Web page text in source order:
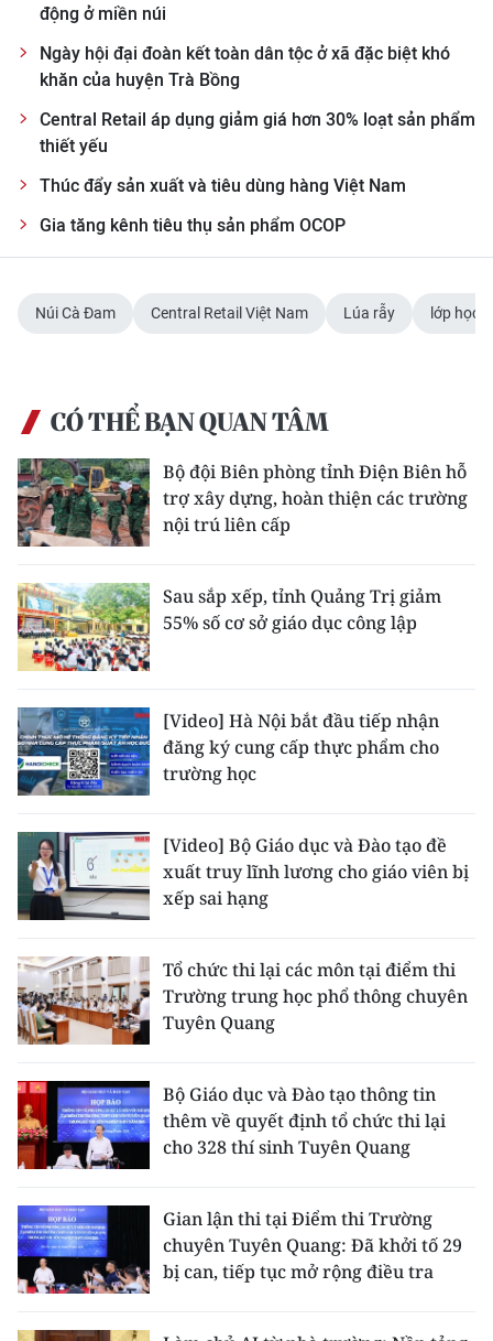
động ở miền núi
Ngày hội đại đoàn kết toàn dân tộc ở xã đặc biệt khó
khăn của huyện Trà Bồng
Central Retail áp dụng giảm giá hơn 30% loạt sản phẩm
thiết yếu
Thúc đẩy sản xuất và tiêu dùng hàng Việt Nam
Gia tăng kênh tiêu thụ sản phẩm OCOP
Núi Cà Đam Central Retail Việt Nam Lúa rẫy lớp học
CÓ THỂ BẠN QUAN TÂM
Bộ đội Biên phòng tỉnh Điện Biên hỗ
trợ xây dựng, hoàn thiện các trường
nội trú liên cấp
Sau sắp xếp, tỉnh Quảng Trị giảm
55% số cơ sở giáo dục công lập
[Video] Hà Nội bắt đầu tiếp nhận
đăng ký cung cấp thực phẩm cho
trường học
[Video] Bộ Giáo dục và Đào tạo đề
xuất truy lĩnh lương cho giáo viên bị
xếp sai hạng
Tổ chức thi lại các môn tại điểm thi
Trường trung học phổ thông chuyên
Tuyên Quang
Bộ Giáo dục và Đào tạo thông tin
thêm về quyết định tổ chức thi lại
cho 328 thí sinh Tuyên Quang
Gian lận thi tại Điểm thi Trường
chuyên Tuyên Quang: Đã khởi tố 29
bị can, tiếp tục mở rộng điều tra